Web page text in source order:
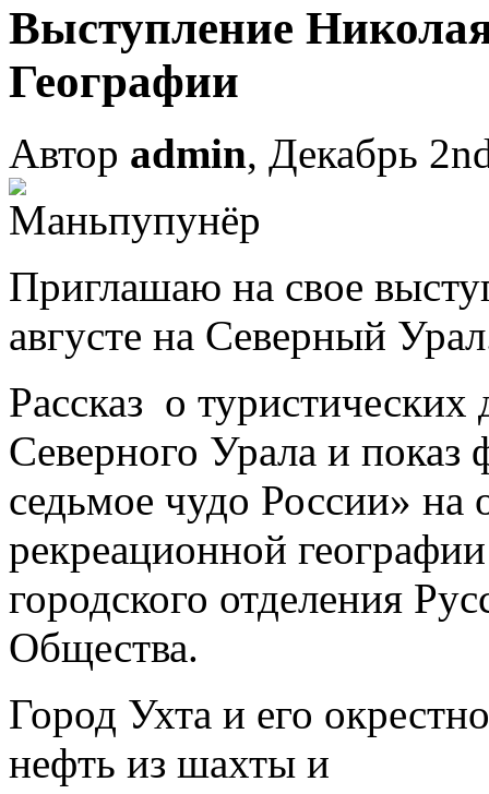
Выступление
Географии
Автор admin, Декабрь
Приглашаю на свое
августе на Северный
Рассказ о туристических
Северного Урала и
седьмое чудо России» на
рекреационной
городского отделения
Общества.
Город Ухта и его
нефть из шахты и